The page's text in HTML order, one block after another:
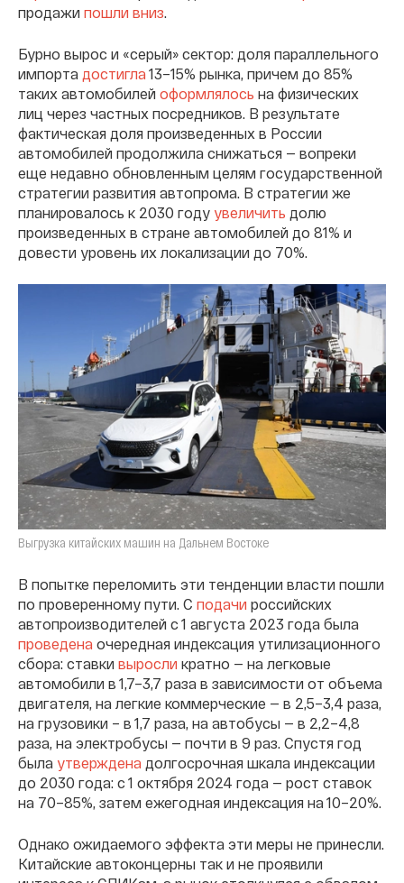
продажи пошли вниз
Бурно вырос и «серый» сектор: доля параллельного
импорта достигла 13–15% рынка, причем до 85%
таких автомобилей оформлялось на физических
лиц через частных посредников. В результате
фактическая доля произведенных в России
автомобилей продолжила снижаться — вопреки
еще недавно обновленным целям государственной
стратегии развития автопрома. В стратегии же
планировалось к 2030 году увеличить долю
произведенных в стране автомобилей до 81% и
довести уровень их локализации до 70%.
Выгрузка китайских машин на Дальнем Востоке
В попытке переломить эти тенденции власти пошли
по проверенному пути. С подачи российских
автопроизводителей с 1 августа 2023 года была
проведена очередная индексация утилизационного
сбора: ставки выросли кратно — на легковые
автомобили в 1,7–3,7 раза в зависимости от объема
двигателя, на легкие коммерческие — в 2,5–3,4 раза,
на грузовики – в 1,7 раза, на автобусы — в 2,2–4,8
раза, на электробусы — почти в 9 раз. Спустя год
была утверждена долгосрочная шкала индексации
до 2030 года: с 1 октября 2024 года — рост ставок
на 70–85%, затем ежегодная индексация на 10–20%.
Однако ожидаемого эффекта эти меры не принесли.
Китайские автоконцерны так и не проявили